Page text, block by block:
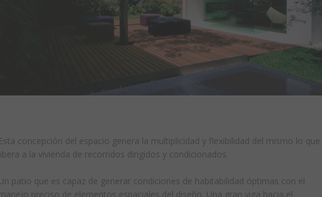
Esta concepción del espacio genera la multiplicidad y flexibilidad del mismo lo que
a la vivienda de recorridos dirigidos y condicionados.
patio que es capaz de generar condiciones de habitabilidad óptimas con el
preciso de elementos espaciales del diseño. Una gran viga hacia el